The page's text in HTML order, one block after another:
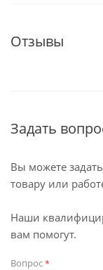
Отзывы
Задать
Вы можете
товару или
Наши
вам помогут.
Вопрос*